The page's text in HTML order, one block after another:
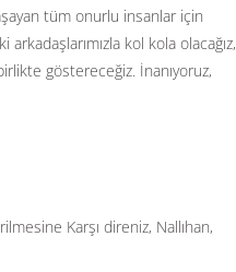
tüm onurlu insanlar için
kol kola olacağız,
göstereceğiz. İnanıyoruz,
Karşı direniz, Nallıhan,